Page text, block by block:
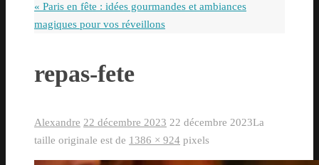
:
« Paris en fête : idées gourmandes et ambiances
magiques pour vos réveillons
repas-fete
Alexandre 22 décembre 2023 22 décembre 2023La
taille originale est de 1386 × 924 pixels